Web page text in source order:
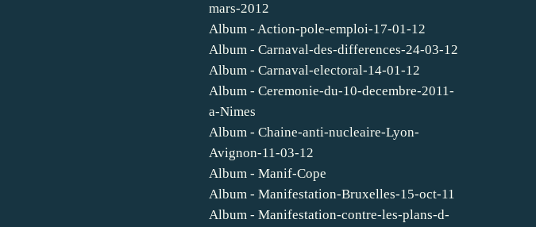
mars-2012
Album - Action-pole-emploi-17-01-12
Album - Carnaval-des-differences-24-03-12
Album - Carnaval-electoral-14-01-12
Album - Ceremonie-du-10-decembre-2011-
a-Nimes
Album - Chaine-anti-nucleaire-Lyon-
Avignon-11-03-12
Album - Manif-Cope
Album - Manifestation-Bruxelles-15-oct-11
Album - Manifestation-contre-les-plans-d-